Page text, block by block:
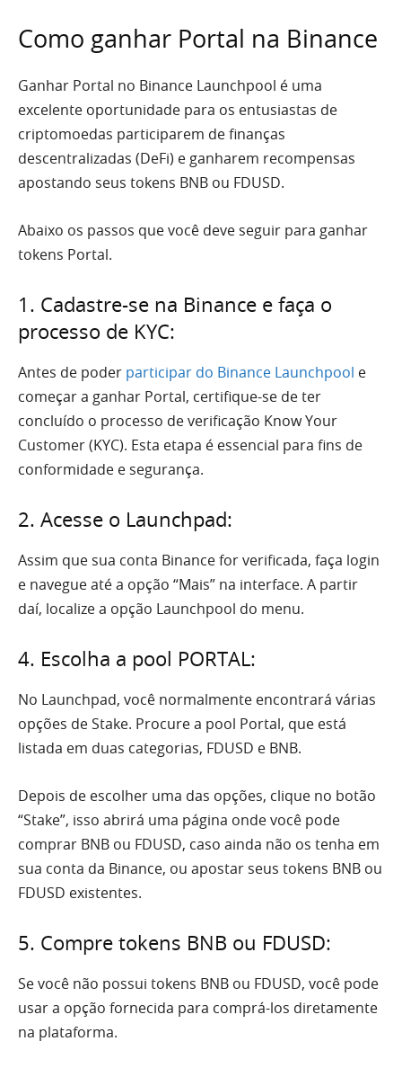
Como ganhar Portal na Binance
Ganhar Portal no Binance Launchpool é uma
excelente oportunidade para os entusiastas de
criptomoedas participarem de finanças
descentralizadas (DeFi) e ganharem recompensas
apostando seus tokens BNB ou FDUSD.
Abaixo os passos que você deve seguir para ganhar
tokens Portal.
1. Cadastre-se na Binance e faça o
processo de KYC:
Antes de poder participar do Binance Launchpool e
começar a ganhar Portal, certifique-se de ter
concluído o processo de verificação Know Your
Customer (KYC). Esta etapa é essencial para fins de
conformidade e segurança.
2. Acesse o Launchpad:
Assim que sua conta Binance for verificada, faça login
e navegue até a opção “Mais” na interface. A partir
daí, localize a opção Launchpool do menu.
4. Escolha a pool PORTAL:
No Launchpad, você normalmente encontrará várias
opções de Stake. Procure a pool Portal, que está
listada em duas categorias, FDUSD e BNB.
Depois de escolher uma das opções, clique no botão
“Stake”, isso abrirá uma página onde você pode
comprar BNB ou FDUSD, caso ainda não os tenha em
sua conta da Binance, ou apostar seus tokens BNB ou
FDUSD existentes.
5. Compre tokens BNB ou FDUSD:
Se você não possui tokens BNB ou FDUSD, você pode
usar a opção fornecida para comprá-los diretamente
na plataforma.